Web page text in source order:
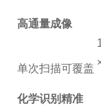
高通量成像
单次扫描可覆盖
化学识别精准